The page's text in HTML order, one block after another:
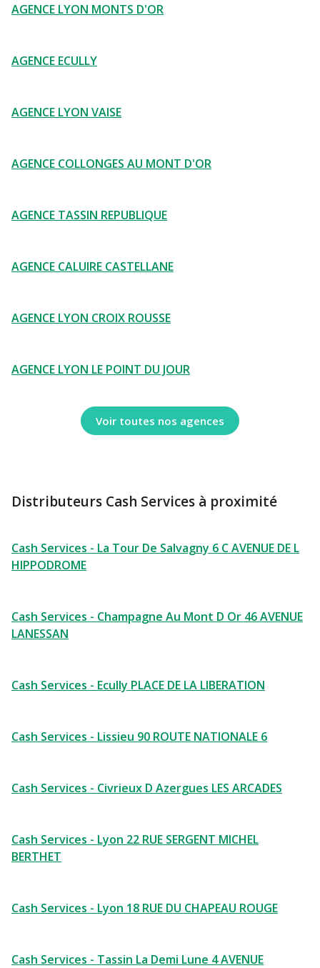
AGENCE LYON MONTS D'OR
AGENCE ECULLY
AGENCE LYON VAISE
AGENCE COLLONGES AU MONT D'OR
AGENCE TASSIN REPUBLIQUE
AGENCE CALUIRE CASTELLANE
AGENCE LYON CROIX ROUSSE
AGENCE LYON LE POINT DU JOUR
Voir toutes nos agences
Distributeurs Cash Services à proximité
Cash Services - La Tour De Salvagny 6 C AVENUE DE L
HIPPODROME
Cash Services - Champagne Au Mont D Or 46 AVENUE
LANESSAN
Cash Services - Ecully PLACE DE LA LIBERATION
Cash Services - Lissieu 90 ROUTE NATIONALE 6
Cash Services - Civrieux D Azergues LES ARCADES
Cash Services - Lyon 22 RUE SERGENT MICHEL
BERTHET
Cash Services - Lyon 18 RUE DU CHAPEAU ROUGE
Cash Services - Tassin La Demi Lune 4 AVENUE